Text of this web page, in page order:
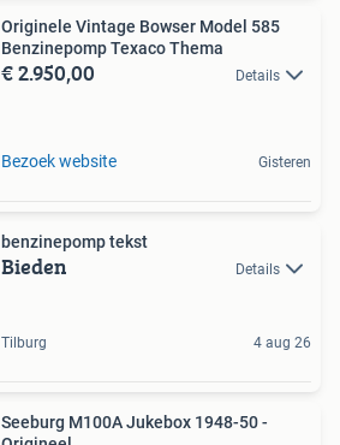
Originele Vintage Bowser Model 585
Benzinepomp Texaco Thema
€ 2.950,00 Details
Bezoek website Gisteren
benzinepomp tekst
Bieden Details
Tilburg 4 aug 26
Seeburg M100A Jukebox 1948-50 -